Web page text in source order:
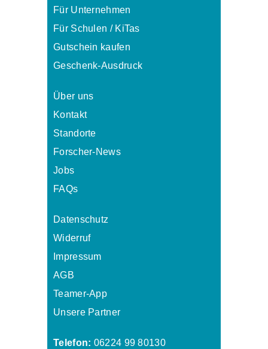
Für Unternehmen
Für Schulen / KiTas
Gutschein kaufen
Geschenk-Ausdruck
Über uns
Kontakt
Standorte
Forscher-News
Jobs
FAQs
Datenschutz
Widerruf
Impressum
AGB
Teamer-App
Unsere Partner
Telefon: 06224 99 80130